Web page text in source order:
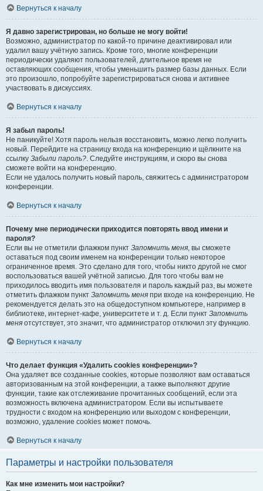
Вернуться к началу
Я давно зарегистрирован, но больше не могу войти!
Возможно, администратор по какой-то причине деактивировал или
удалил вашу учётную запись. Кроме того, многие конференции
периодически удаляют пользователей, длительное время не
оставляющих сообщения, чтобы уменьшить размер базы данных. Если
это произошло, попробуйте зарегистрироваться снова и активнее
участвовать в дискуссиях.
Вернуться к началу
Я забыл пароль!
Не паникуйте! Хотя пароль нельзя восстановить, можно легко получить
новый. Перейдите на страницу входа на конференцию и щёлкните на
ссылку Забыли пароль?. Следуйте инструкциям, и скоро вы снова
сможете войти на конференцию.
Если не удалось получить новый пароль, свяжитесь с администратором
конференции.
Вернуться к началу
Почему мне периодически приходится повторять ввод имени и
пароля?
Если вы не отметили флажком пункт Запомнить меня, вы сможете
оставаться под своим именем на конференции только некоторое
ограниченное время. Это сделано для того, чтобы никто другой не смог
воспользоваться вашей учётной записью. Для того чтобы вам не
приходилось вводить имя пользователя и пароль каждый раз, вы можете
отметить флажком пункт Запомнить меня при входе на конференцию. Не
рекомендуется делать это на общедоступном компьютере, например в
библиотеке, интернет-кафе, университете и т. д. Если пункт Запомнить
меня отсутствует, это значит, что администратор отключил эту функцию.
Вернуться к началу
Что делает функция «Удалить cookies конференции»?
Она удаляет все созданные cookies, которые позволяют вам оставаться
авторизованным на этой конференции, а также выполняют другие
функции, такие как отслеживание прочитанных сообщений, если эта
возможность включена администратором. Если вы испытываете
трудности с входом на конференцию или выходом с конференции,
возможно, удаление cookies может помочь.
Вернуться к началу
Параметры и настройки пользователя
Как мне изменить мои настройки?